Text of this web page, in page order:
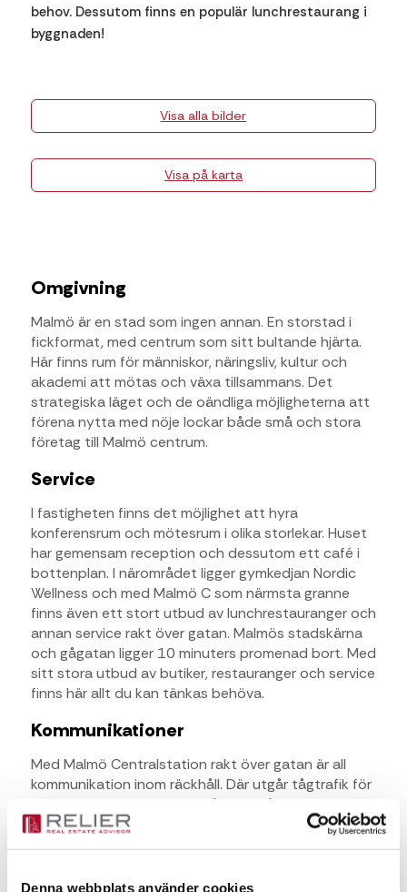
Denna webbplats använder cookies
behov. Dessutom finns en populär lunchrestaurang i
byggnaden!
Visa alla bilder
Visa på karta
Omgivning
Malmö är en stad som ingen annan. En storstad i
fickformat, med centrum som sitt bultande hjärta.
Här finns rum för människor, näringsliv, kultur och
akademi att mötas och växa tillsammans. Det
strategiska läget och de oändliga möjligheterna att
förena nytta med nöje lockar både små och stora
företag till Malmö centrum.
Service
I fastigheten finns det möjlighet att hyra
konferensrum och mötesrum i olika storlekar. Huset
har gemensam reception och dessutom ett café i
bottenplan. I närområdet ligger gymkedjan Nordic
Wellness och med Malmö C som närmsta granne
finns även ett stort utbud av lunchrestauranger och
annan service rakt över gatan. Malmös stadskärna
och gågatan ligger 10 minuters promenad bort. Med
sitt stora utbud av butiker, restauranger och service
finns här allt du kan tänkas behöva.
Kommunikationer
Med Malmö Centralstation rakt över gatan är all
kommunikation inom räckhåll. Där utgår tågtrafik för
att snabbt komma vidare både uppåt i landet men
även snabbt över sundet till Danmark och resten av
det enkelt att pendla till och från Slagthuset.